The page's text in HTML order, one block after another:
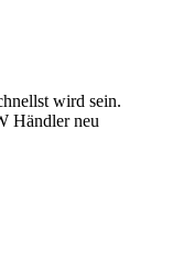
wird sein.
Händler neu